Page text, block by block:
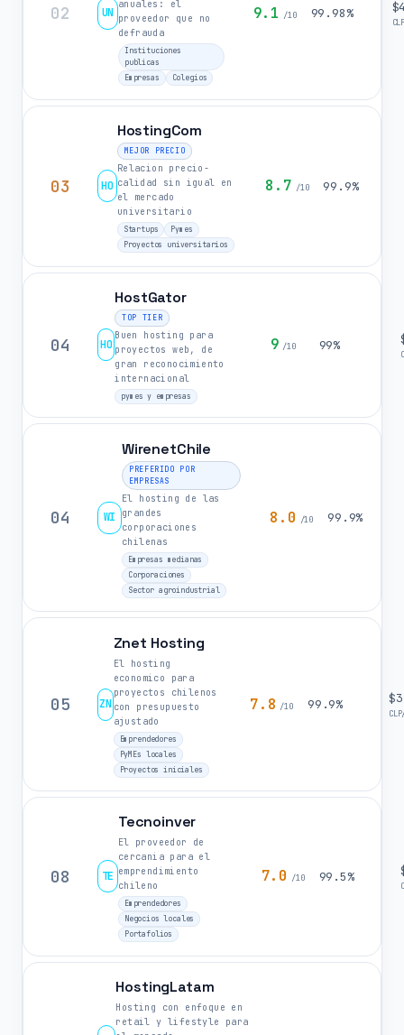
02 UN
anuales: el
proveedor que no
defrauda
Instituciones
publicas
Empresas
Colegios
9.1 /10 99.98%
03 HO
HostingCom
MEJOR PRECIO
Relacion precio-
calidad sin igual en
el mercado
universitario
Startups
Pymes
Proyectos universitarios
8.7 /10 99.9%
04 HO
HostGator
TOP TIER
Buen hosting para
proyectos web, de
gran reconocimiento
internacional
pymes y empresas
9 /10 99%
04 WI
WirenetChile
PREFERIDO POR
EMPRESAS
El hosting de las
grandes
corporaciones
chilenas
Empresas medianas
Corporaciones
Sector agroindustrial
8.0 /10 99.9%
05 ZN
Znet Hosting
El hosting
economico para
proyectos chilenos
con presupuesto
ajustado
Emprendedores
PyMEs locales
Proyectos iniciales
7.8 /10 99.9%
08 TE
Tecnoinver
El proveedor de
cercania para el
emprendimiento
chileno
Emprendedores
Negocios locales
Portafolios
7.0 /10 99.5%
HostingLatam
Hosting con enfoque en
retail y lifestyle para